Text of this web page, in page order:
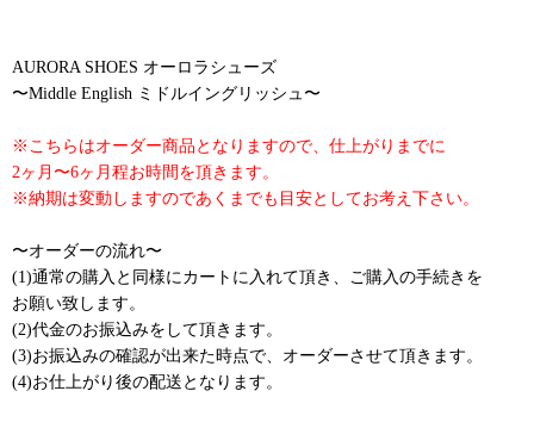
AURORA SHOES オーロラシューズ
〜Middle English ミドルイングリッシュ〜
※こちらはオーダー商品となりますので、仕上がりまでに
2ヶ月〜6ヶ月程お時間を頂きます。
※納期は変動しますのであくまでも目安としてお考え下さい。
〜オーダーの流れ〜
(1)通常の購入と同様にカートに入れて頂き、ご購入の手続きを
お願い致します。
(2)代金のお振込みをして頂きます。
(3)お振込みの確認が出来た時点で、オーダーさせて頂きます。
(4)お仕上がり後の配送となります。